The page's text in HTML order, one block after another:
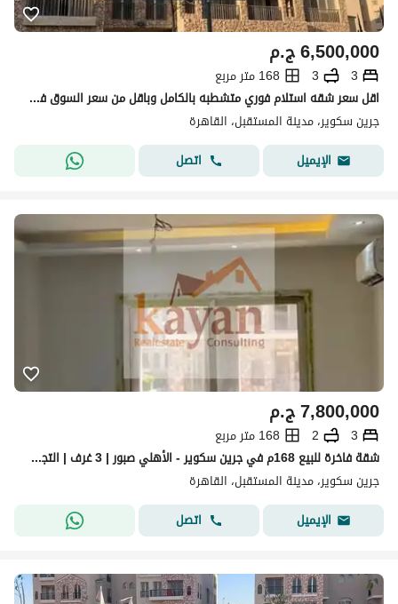
ج.م6,500,000
3
3
168 متر مربع
اقل سعر شقه استلام فوري متشطبه بالكامل وباقل من سعر السوق في كمبوند جرين سكوير الاهلي صبور - المستقبل سيتي
جرين سكوير، مدينة المستقبل، القاهرة
الإيميل
اتصل
ج.م7,800,000
3
2
168 متر مربع
شقة فاخرة للبيع 168م في جرين سكوير - الأهلي صبور | 3 غرف | التجمع الخامس
جرين سكوير، مدينة المستقبل، القاهرة
الإيميل
اتصل